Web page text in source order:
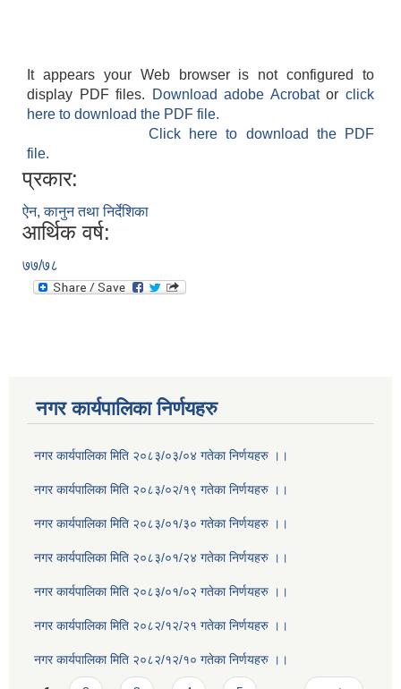
It appears your Web browser is not configured to
display PDF files.
Download adobe Acrobatorclick
here to download the PDF file.
Click here to download the PDF
file.
प्रकार:
ऐन, कानुन तथा निर्देशिका
आर्थिक वर्ष:
७७/७८
नगर कार्यपालिका निर्णयहरु
नगर कार्यपालिका मिति २०८३/०३/०४ गतेका निर्णयहरु ।।
नगर कार्यपालिका मिति २०८३/०२/१९ गतेका निर्णयहरु ।।
नगर कार्यपालिका मिति २०८३/०१/३० गतेका निर्णयहरु ।।
नगर कार्यपालिका मिति २०८३/०१/२४ गतेका निर्णयहरु ।।
नगर कार्यपालिका मिति २०८३/०१/०२ गतेका निर्णयहरु ।।
नगर कार्यपालिका मिति २०८२/१२/२१ गतेका निर्णयहरु ।।
नगर कार्यपालिका मिति २०८२/१२/१० गतेका निर्णयहरु ।।